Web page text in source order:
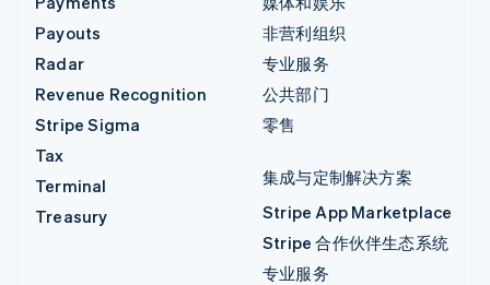
Payouts
Radar
Revenue Recognition
Stripe Sigma
Tax
Terminal
Treasury
非营利组织
专业服务
公共部门
零售
集成与定制解决方案
Stripe App Marketplace
Stripe 合作伙伴生态系统
专业服务